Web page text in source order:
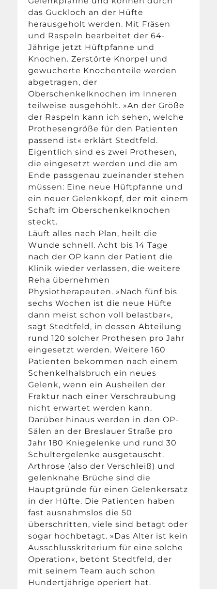
das Guckloch an der Hüfte
herausgeholt werden. Mit Fräsen
und Raspeln bearbeitet der 64-
Jährige jetzt Hüftpfanne und
Knochen. Zerstörte Knorpel und
gewucherte Knochenteile werden
abgetragen, der
Oberschenkelknochen im Inneren
teilweise ausgehöhlt. »An der Größe
der Raspeln kann ich sehen, welche
Prothesengröße für den Patienten
passend ist« erklärt Stedtfeld.
Eigentlich sind es zwei Prothesen,
die eingesetzt werden und die am
Ende passgenau zueinander stehen
müssen: Eine neue Hüftpfanne und
ein neuer Gelenkkopf, der mit einem
Schaft im Oberschenkelknochen
steckt.
Läuft alles nach Plan, heilt die
Wunde schnell. Acht bis 14 Tage
nach der OP kann der Patient die
Klinik wieder verlassen, die weitere
Reha übernehmen
Physiotherapeuten. »Nach fünf bis
sechs Wochen ist die neue Hüfte
dann meist schon voll belastbar«,
sagt Stedtfeld, in dessen Abteilung
rund 120 solcher Prothesen pro Jahr
eingesetzt werden. Weitere 160
Patienten bekommen nach einem
Schenkelhalsbruch ein neues
Gelenk, wenn ein Ausheilen der
Fraktur nach einer Verschraubung
nicht erwartet werden kann.
Darüber hinaus werden in den OP-
Sälen an der Breslauer Straße pro
Jahr 180 Kniegelenke und rund 30
Schultergelenke ausgetauscht.
Arthrose (also der Verschleiß) und
gelenknahe Brüche sind die
Hauptgründe für einen Gelenkersatz
in der Hüfte. Die Patienten haben
fast ausnahmslos die 50
überschritten, viele sind betagt oder
sogar hochbetagt. »Das Alter ist kein
Ausschlusskriterium für eine solche
Operation«, betont Stedtfeld, der
mit seinem Team auch schon
Hundertjährige operiert hat.